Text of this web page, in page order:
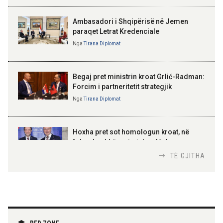
Kosovë!
100-vjetori i themelimit të
Urdhrit të Skënderbeut
Ambasadori i Shqipërisë në Jemen
paraqet Letrat Kredenciale
NgaTirana Diplomat
Begaj pret ministrin kroat Grlić-Radman:
Forcim i partneritetit strategjik
NgaTirana Diplomat
Hoxha pret sot homologun kroat, në
fokus bashkëpunimi dypalësh
partneritetit strategjik
TË GJITHA